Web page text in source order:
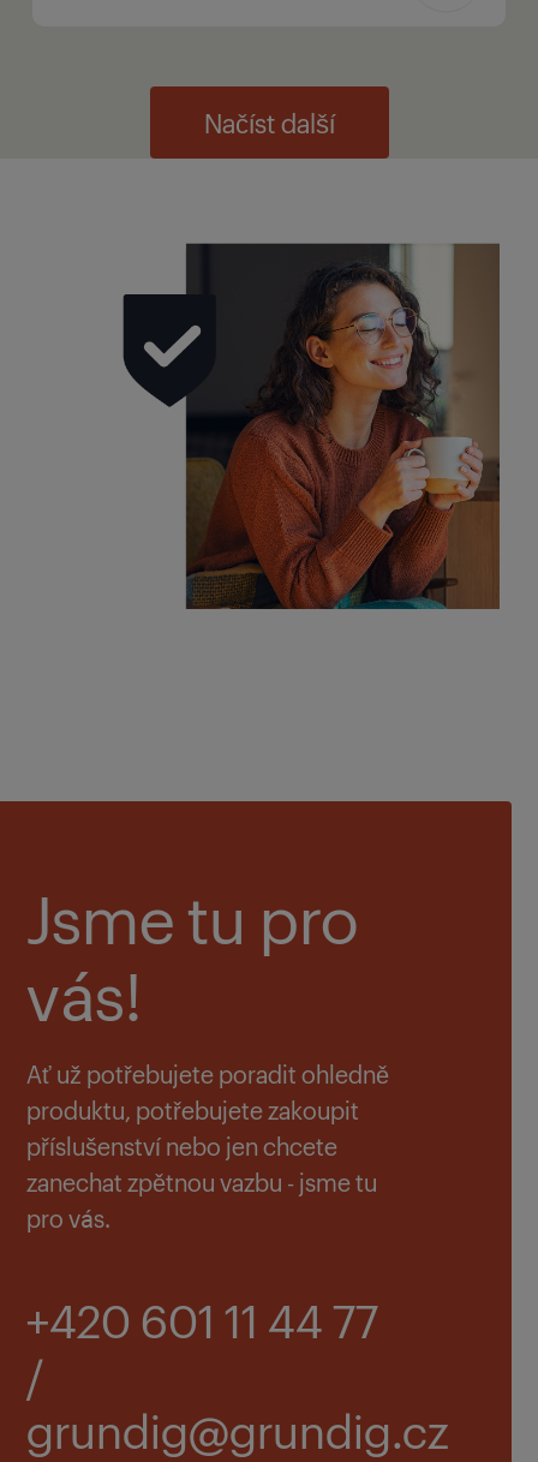
Načíst další
Jsme tu pro
vás!
Ať už potřebujete poradit ohledně
produktu, potřebujete zakoupit
příslušenství nebo jen chcete
zanechat zpětnou vazbu - jsme tu
pro vás.
+420 601 11 44 77
/
grundig@grundig.cz